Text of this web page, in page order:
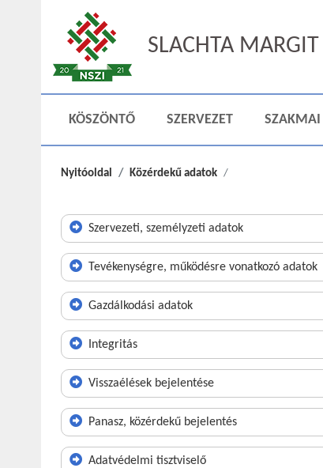
SLACHTA
KÖSZÖNTŐ SZERVEZET SZAKMAI
Nyitóoldal Közérdekű adatok
Szervezeti, személyzeti adatok
Tevékenységre, működésre vonatkozó adatok
Gazdálkodási adatok
Integritás
Visszaélések bejelentése
Panasz, közérdekű bejelentés
Adatvédelmi tisztviselő